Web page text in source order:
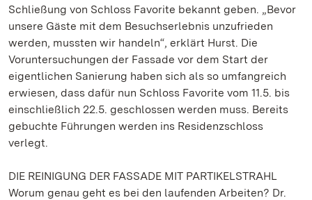
Schließung von Schloss Favorite bekannt geben. „Bevor
unsere Gäste mit dem Besuchserlebnis unzufrieden
werden, mussten wir handeln“, erklärt Hurst. Die
Voruntersuchungen der Fassade vor dem Start der
eigentlichen Sanierung haben sich als so umfangreich
erwiesen, dass dafür nun Schloss Favorite vom 11.5. bis
einschließlich 22.5. geschlossen werden muss. Bereits
gebuchte Führungen werden ins Residenzschloss
verlegt.
DIE REINIGUNG DER FASSADE MIT PARTIKELSTRAHL
Worum genau geht es bei den laufenden Arbeiten? Dr.